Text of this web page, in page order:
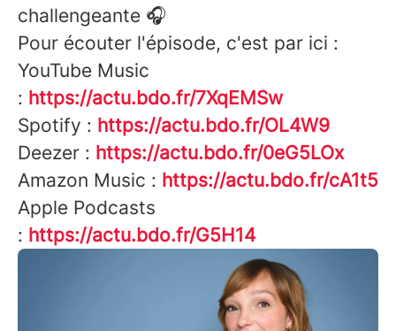
challengeante 🎧
Pour écouter l'épisode, c'est par ici :
YouTube Music
: https://actu.bdo.fr/7XqEMSw
Spotify : https://actu.bdo.fr/OL4W9
Deezer : https://actu.bdo.fr/0eG5LOx
Amazon Music : https://actu.bdo.fr/cA1t5
Apple Podcasts
: https://actu.bdo.fr/G5H14